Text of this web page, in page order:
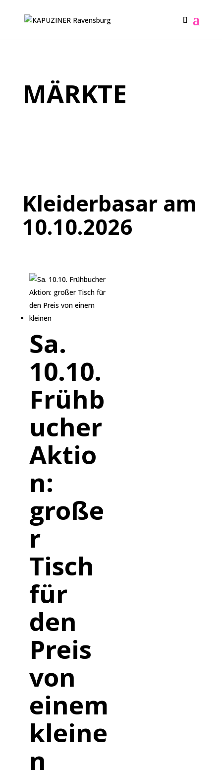
MÄRKTE
Kleiderbasar am
10.10.2026
Sa.
10.10.
Frühb
ucher
Aktio
n:
große
r
Tisch
für
den
Preis
von
einem
kleine
n